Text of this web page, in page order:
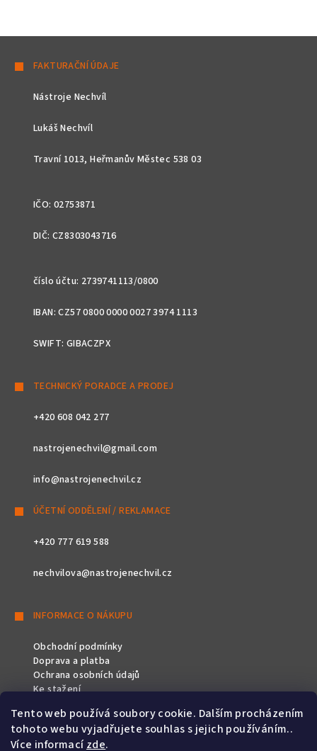
Tento web používá soubory cookie. Dalším procházením
tohoto webu vyjadřujete souhlas s jejich používáním..
Více informacízde.
FAKTURAČNÍ ÚDAJE
Nástroje Nechvíl
Lukáš Nechvíl
Travní 1013, Heřmanův Městec 538 03
IČO: 02753871
DIČ: CZ8303043716
číslo účtu: 2739741113/0800
IBAN: CZ57 0800 0000 0027 3974 1113
SWIFT: GIBACZPX
TECHNICKÝ PORADCE A PRODEJ
+420 608 042 277
nastrojenechvil@gmail.com
info@nastrojenechvil.cz
ÚČETNÍ ODDĚLENÍ / REKLAMACE
+420 777 619 588
nechvilova@nastrojenechvil.cz
INFORMACE O NÁKUPU
Obchodní podmínky
Doprava a platba
Ochrana osobních údajů
Ke stažení
SLEDUJTE NÁS